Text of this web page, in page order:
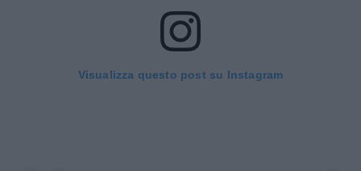
Visualizza questo post su Instagram